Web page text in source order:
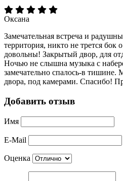
Оксана
Замечательная встреча и
территория, никто не трется бок
довольны! Закрытый двор, для
Ночью не слышна музыка с
замечательно спалось-в
двора, под камерами. Спасибо!
Добавить отзыв
Имя
E-Mail
Оценка